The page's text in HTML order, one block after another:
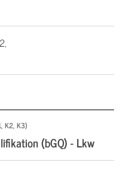
K2, K3)
(bGQ) - Lkw